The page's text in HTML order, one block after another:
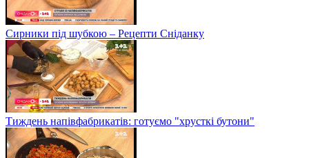
Сирники під шубкою – Рецепти Сніданку
Тиждень напівфабрикатів: готуємо "хрусткі бутони"